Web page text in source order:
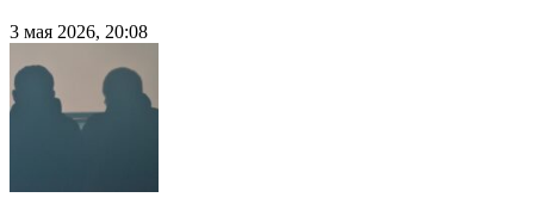
3 мая 2026, 20:08